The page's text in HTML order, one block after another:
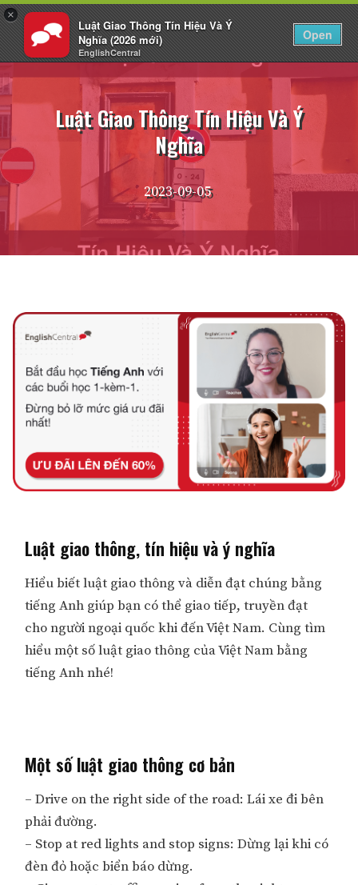
×
Luật Giao Thông Tín Hiệu Và Ý
Nghĩa (2026 mới)
EnglishCentral
Open
Đăng nhập VI
Chuyển
đến
nội
dung
Luật Giao Thông Tín Hiệu Và Ý
Nghĩa
2023-09-05
Luật giao thông, tín hiệu và ý nghĩa
Hiểu biết luật giao thông và diễn đạt chúng bằng
tiếng Anh giúp bạn có thể giao tiếp, truyền đạt
cho người ngoại quốc khi đến Việt Nam. Cùng tìm
hiểu một số luật giao thông của Việt Nam bằng
tiếng Anh nhé!
Một số luật giao thông cơ bản
– Drive on the right side of the road: Lái xe đi bên
phải đường.
– Stop at red lights and stop signs: Dừng lại khi có
đèn đỏ hoặc biển báo dừng.